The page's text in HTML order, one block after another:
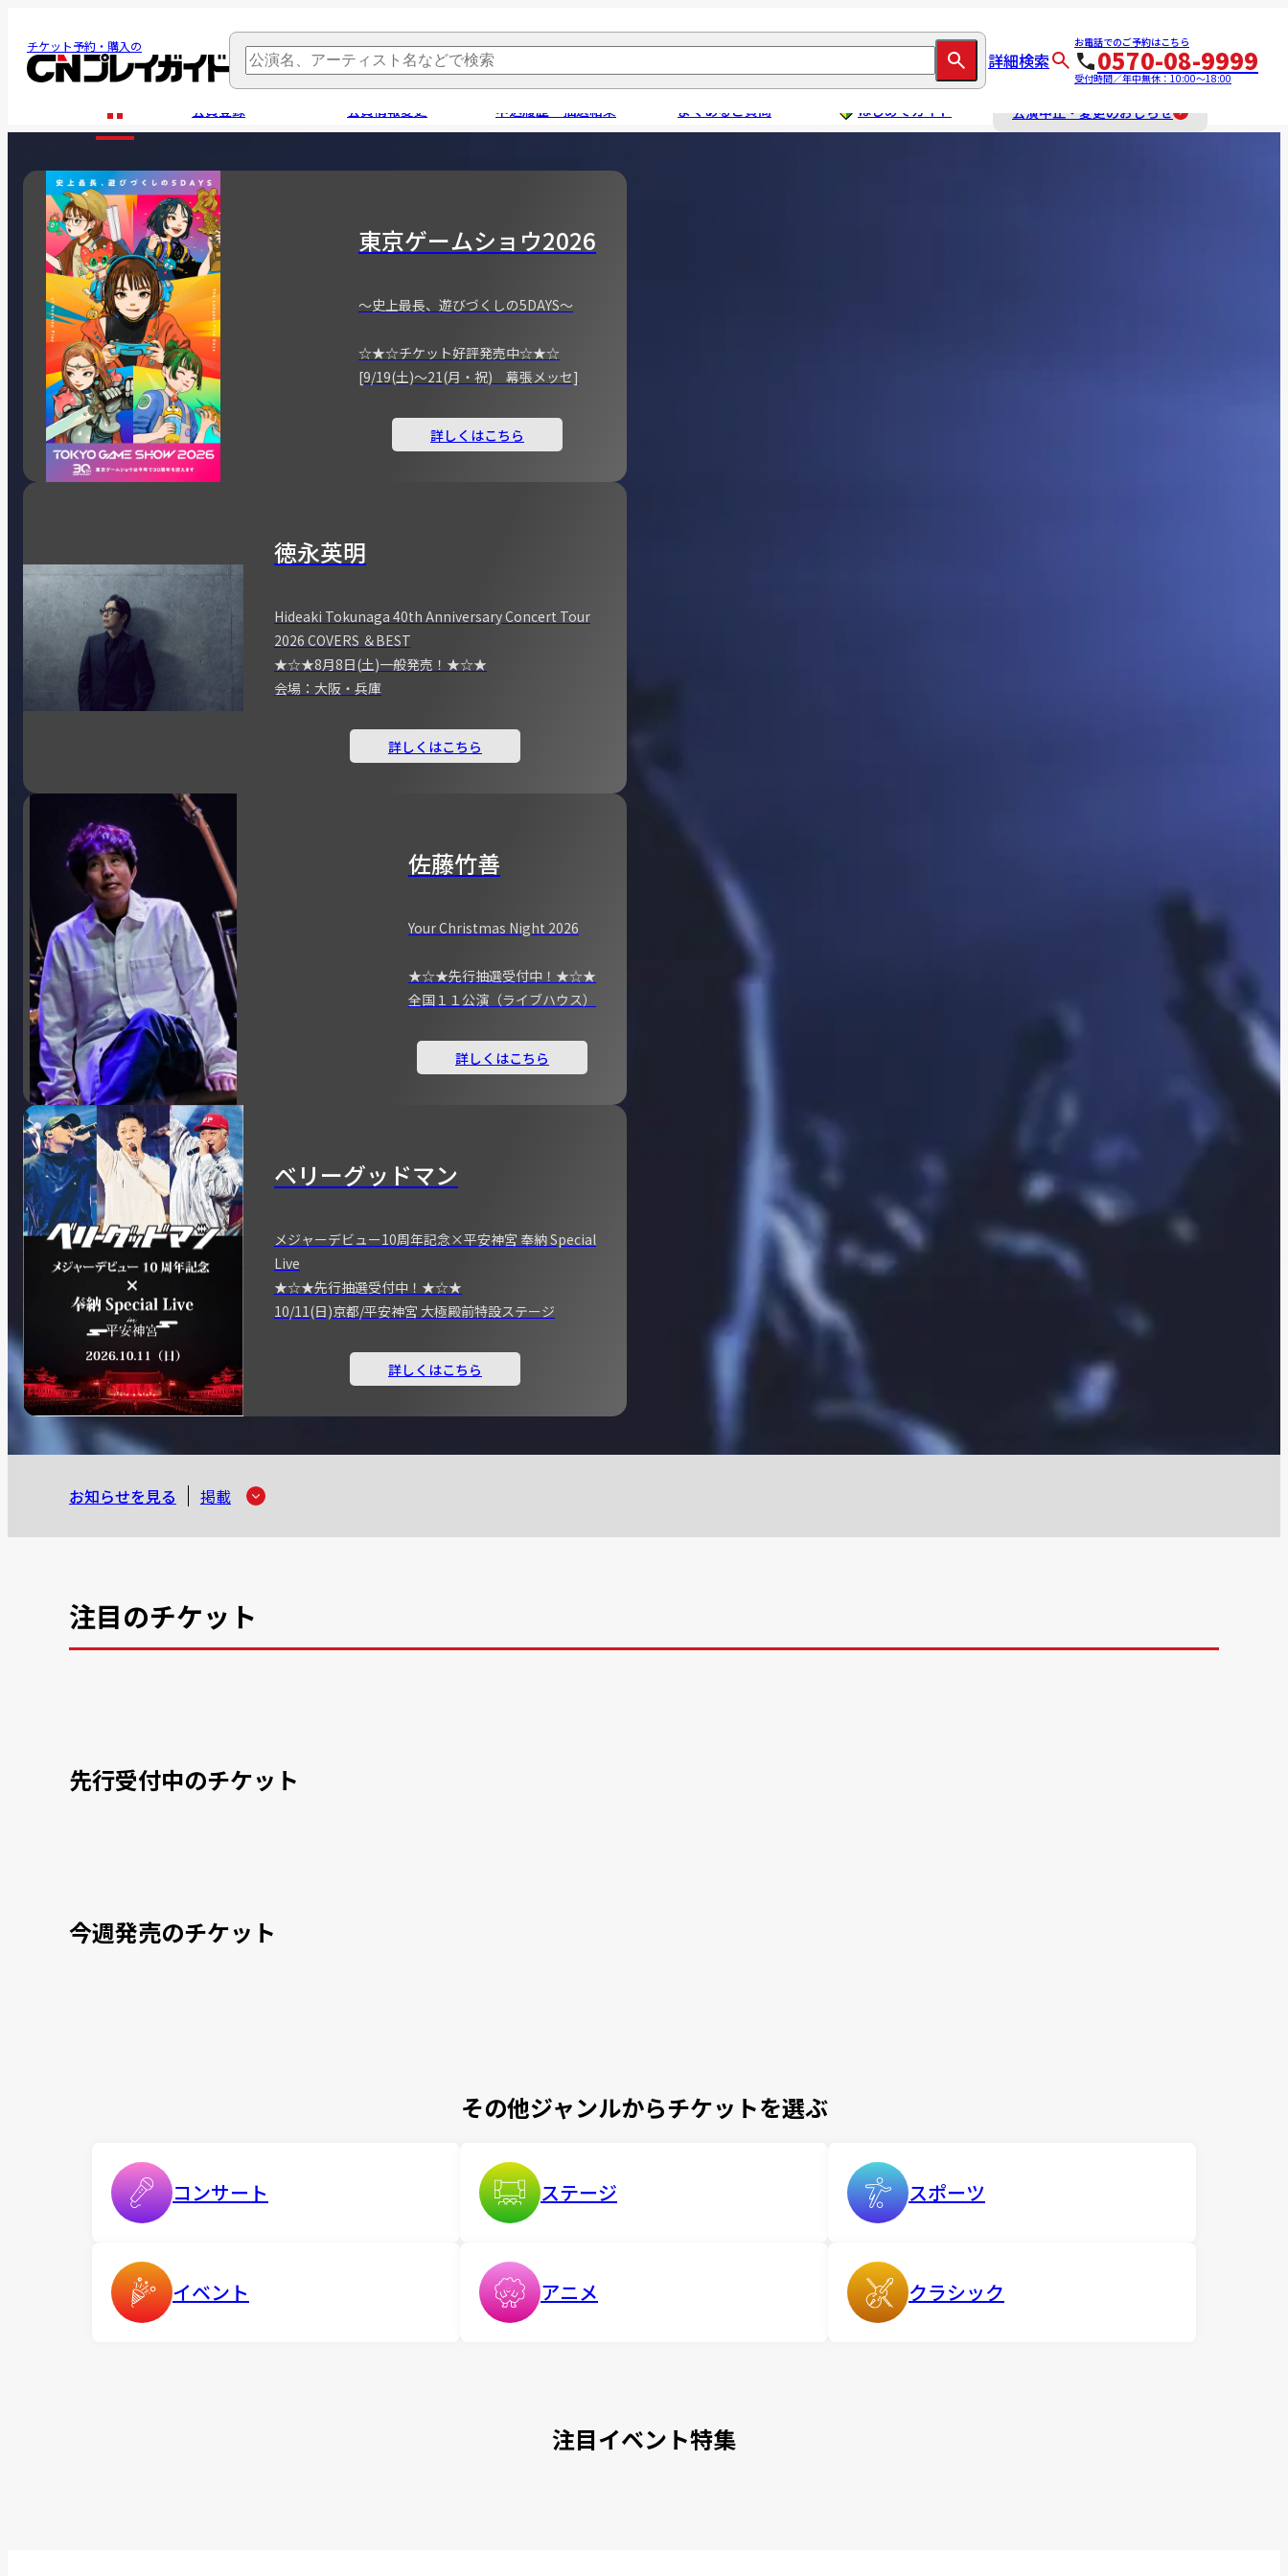
チケット予約・購入の
詳細検索
お電話でのご予約はこちら
0570-08-9999
受付時間／年中無休：10:00～18:00
会員登録 会員情報変更 申込履歴・抽選結果 よくあるご質問 はじめてガイド 公演中止・変更のおしらせ
東京ゲームショウ2026
～史上最長、遊びづくしの5DAYS～
☆★☆チケット好評発売中☆★☆
[9/19(土)～21(月・祝) 幕張メッセ]
詳しくはこちら
徳永英明
Hideaki Tokunaga 40th Anniversary Concert Tour
2026 COVERS ＆BEST
★☆★8月8日(土)一般発売！★☆★
会場：大阪・兵庫
詳しくはこちら
佐藤竹善
Your Christmas Night 2026
★☆★先行抽選受付中！★☆★
全国１１公演（ライブハウス）
詳しくはこちら
ベリーグッドマン
メジャーデビュー10周年記念×平安神宮 奉納 Special
Live
★☆★先行抽選受付中！★☆★
10/11(日)京都/平安神宮 大極殿前特設ステージ
詳しくはこちら
お知らせを見る 掲載
注目のチケット
先行受付中のチケット
今週発売のチケット
その他ジャンルからチケットを選ぶ
コンサート ステージ スポーツ
イベント アニメ クラシック
注目イベント特集